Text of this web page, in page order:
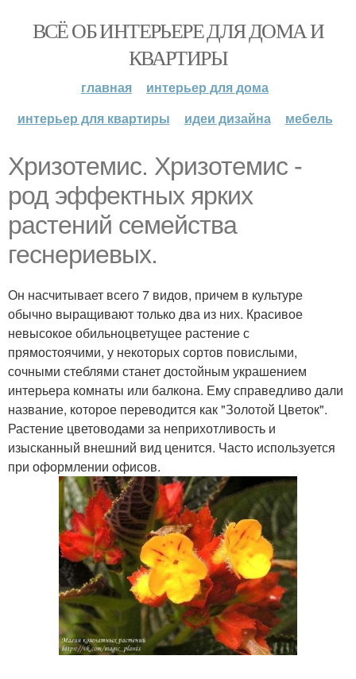
ВСЁ ОБ ИНТЕРЬЕРЕ ДЛЯ ДОМА И
КВАРТИРЫ
главная
интерьер для дома
интерьер для квартиры
идеи дизайна мебель
Хризотемис. Хризотемис -
род эффектных ярких
растений семейства
геснериевых.
Он насчитывает всего 7 видов, причем в культуре
обычно выращивают только два из них. Красивое
невысокое обильноцветущее растение с
прямостоячими, у некоторых сортов повислыми,
сочными стеблями станет достойным украшением
интерьера комнаты или балкона. Ему справедливо дали
название, которое переводится как "Золотой Цветок".
Растение цветоводами за неприхотливость и
изысканный внешний вид ценится. Часто используется
при оформлении офисов.